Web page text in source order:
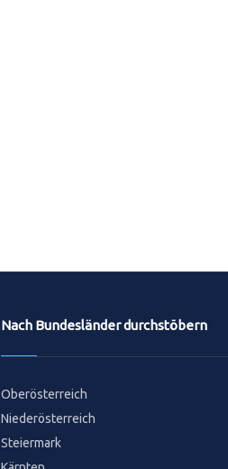
Nach Bundesländer durchstöbern
Oberösterreich
Niederösterreich
Steiermark